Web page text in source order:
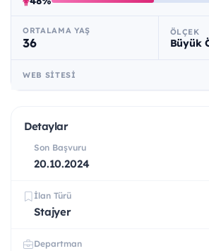
ORTALAMA YAŞ
36
ÖLÇEK
Büyük
WEB SITESI
Detaylar
Son Başvuru
20.10.2024
İlan Türü
Stajyer
Departman